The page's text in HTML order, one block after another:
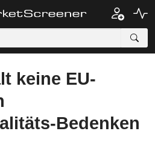
keine EU-
Bedenken